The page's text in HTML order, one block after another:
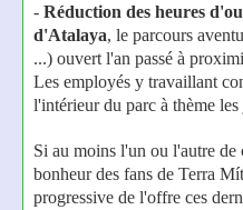
- Réduction des heures
d'Atalaya, le parcours
...) ouvert l'an passé à
Les employés y travaillant
l'intérieur du parc à thème
Si au moins l'un ou l'autre
bonheur des fans de Terra
progressive de l'offre ces